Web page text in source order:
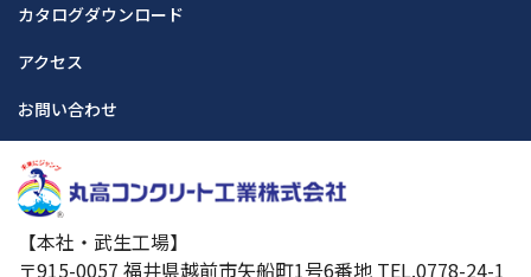
カタログダウンロード
アクセス
お問い合わせ
【本社・武生工場】
〒915-0057 福井県越前市矢船町1号6番地 TEL.0778-24-1